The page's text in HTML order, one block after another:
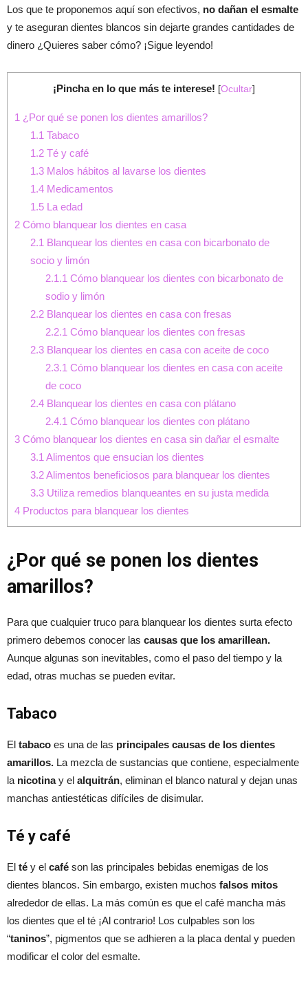
Los que te proponemos aquí son efectivos, no dañan el esmalte
y te aseguran dientes blancos sin dejarte grandes cantidades de
dinero ¿Quieres saber cómo? ¡Sigue leyendo!
¡Pincha en lo que más te interese! [Ocultar]
1 ¿Por qué se ponen los dientes amarillos?
1.1 Tabaco
1.2Té y café
1.3Malos hábitos al lavarse los dientes
1.4Medicamentos
1.5La edad
2 Cómo blanquear los dientes en casa
2.1 Blanquear los dientes en casa con bicarbonato de
socio y limón
2.1.1 Cómo blanquear los dientes con bicarbonato de
sodio y limón
2.2Blanquear los dientes en casa con fresas
2.2.1 Cómo blanquear los dientes con fresas
2.3Blanquear los dientes en casa con aceite de coco
2.3.1 Cómo blanquear los dientes en casa con aceite
de coco
2.4Blanquear los dientes en casa con plátano
2.4.1 Cómo blanquear los dientes con plátano
3 Cómo blanquear los dientes en casa sin dañar el esmalte
3.1 Alimentos que ensucian los dientes
3.2Alimentos beneficiosos para blanquear los dientes
3.3Utiliza remedios blanqueantes en su justa medida
4 Productos para blanquear los dientes
¿Por qué se ponen los dientes
amarillos?
Para que cualquier truco para blanquear los dientes surta efecto
primero debemos conocer las causas que los amarillean.
Aunque algunas son inevitables, como el paso del tiempo y la
edad, otras muchas se pueden evitar.
Tabaco
El tabaco es una de las principales causas de los dientes
amarillos. La mezcla de sustancias que contiene, especialmente
la nicotinay el alquitrán, eliminan el blanco natural y dejan unas
manchas antiestéticas difíciles de disimular.
Té y café
El té y el café son las principales bebidas enemigas de los
dientes blancos. Sin embargo, existen muchos falsos mitos
alrededor de ellas. La más común es que el café mancha más
los dientes que el té ¡Al contrario! Los culpables son los
“taninos”, pigmentos que se adhieren a la placa dental y pueden
modificar el color del esmalte.